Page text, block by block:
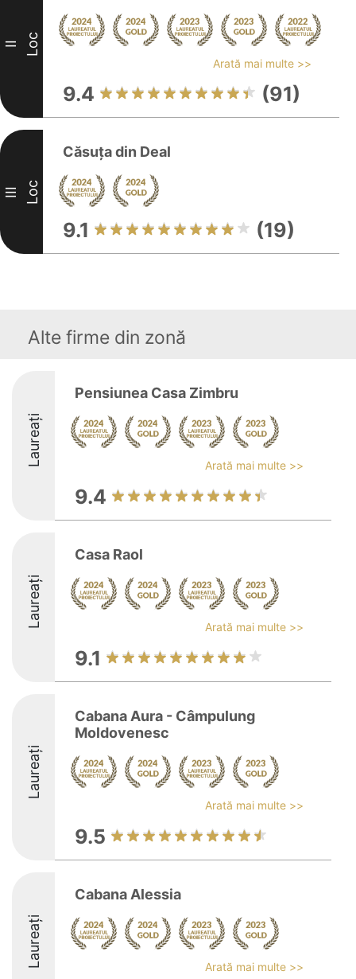
II Loc
Arată mai multe >>
9.4 (91)
III Loc
Căsuța din Deal
9.1 (19)
Alte firme din zonă
Laureați
Pensiunea Casa Zimbru
Arată mai multe >>
9.4
Laureați
Casa Raol
Arată mai multe >>
9.1
Laureați
Cabana Aura - Câmpulung
Moldovenesc
Arată mai multe >>
9.5
Laureați
Cabana Alessia
Arată mai multe >>